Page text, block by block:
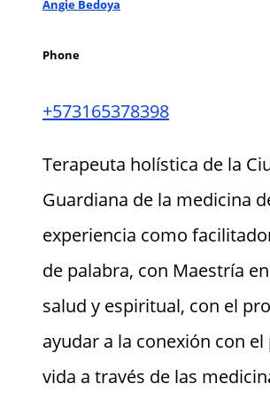
Angie Bedoya
Phone
+573165378398
Terapeuta holística de la
Guardiana de la medicina
experiencia como
de palabra, con Maestría
salud y espiritual, con el
ayudar a la conexión con
vida a través de las